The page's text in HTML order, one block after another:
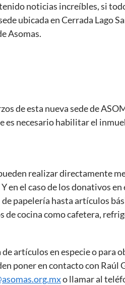
noticias increíbles, si
ubicada en Cerrada Lago
Asomas.
de esta nueva sede de
es necesario habilitar el
realizar directamente
Y en el caso de los donativos
papelería hasta artículos
de cocina como cafetera,
artículos en especie o para
poner en contacto con
o llamar al